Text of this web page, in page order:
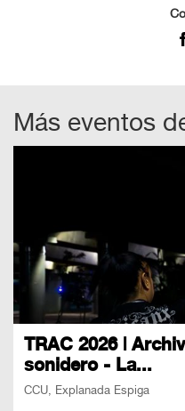
Más eventos
TRAC 2026 |
sonidero - La...
CCU, Explanada Espiga